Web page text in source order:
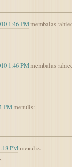
1:46 PMmembalas
1:46 PMmembalas
PMmenulis:
PMmenulis: